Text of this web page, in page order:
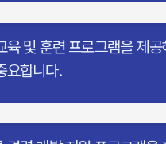
및 훈련 프로그램을 제
요합니다.